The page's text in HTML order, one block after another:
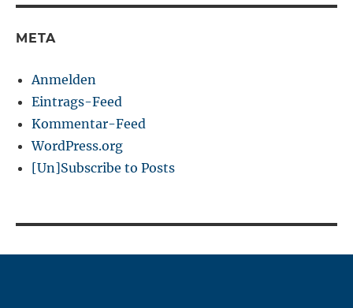
META
Anmelden
Eintrags-Feed
Kommentar-Feed
WordPress.org
[Un]Subscribe to Posts